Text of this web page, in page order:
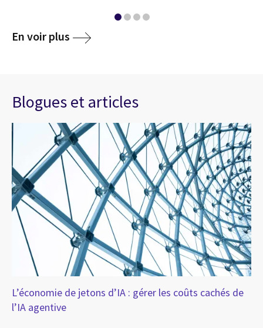
En voir plus media
Blogues et articles
L’économie de jetons d’IA : gérer les coûts cachés de
l’IA agentive